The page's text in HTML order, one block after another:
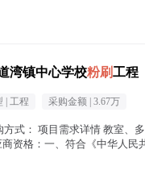
湾镇中心学校粉刷工程
工程 采购金额 | 3.67万
方式： 项目需求详情 教室、
资格：一、符合《中华人